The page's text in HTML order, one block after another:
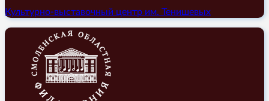
Культурно-выставочный центр им. Тенишевых